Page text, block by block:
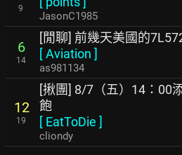
9
JasonC1985
6
14
[閒聊] 前幾天美國的
[Aviation ]
as981134
12
19
[揪團] 8/7（五）14：00
飽
[ EatToDie ]
cliondy